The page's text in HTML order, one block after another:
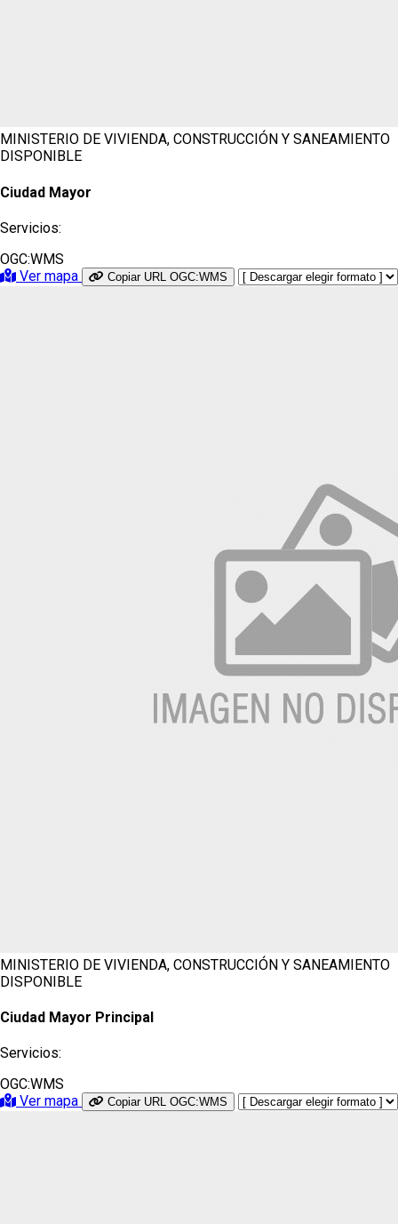
MINISTERIO DE VIVIENDA, CONSTRUCCIÓN Y SANEAMIENTO
DISPONIBLE
Ciudad Mayor
Servicios:
OGC:WMS
Ver mapa
Copiar URL OGC:WMS
MINISTERIO DE VIVIENDA, CONSTRUCCIÓN Y SANEAMIENTO
DISPONIBLE
Ciudad Mayor Principal
Servicios:
OGC:WMS
Ver mapa
Copiar URL OGC:WMS